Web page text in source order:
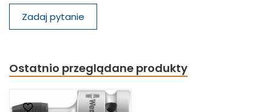
Zadaj pytanie
Ostatnio przeglądane produkty